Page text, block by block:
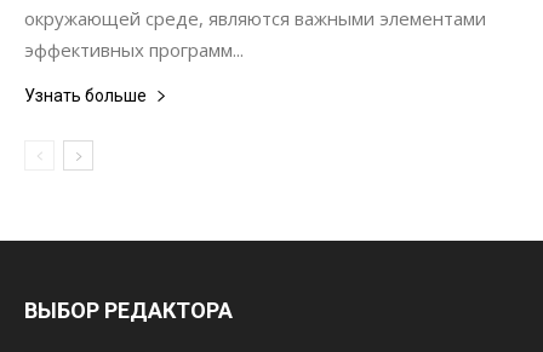
окружающей среде, являются важными элементами
эффективных программ...
Узнать больше
ВЫБОР РЕДАКТОРА